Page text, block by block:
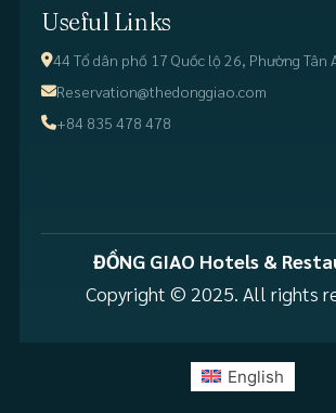
Useful Links
44 Tổ dân phố 17 Quốc lộ 26, Phường Tân
Reservation@thedonggiao.com
+84 835 478 478
ĐỒNG GIAO Hotels &
Copyright © 2025. All rights
English